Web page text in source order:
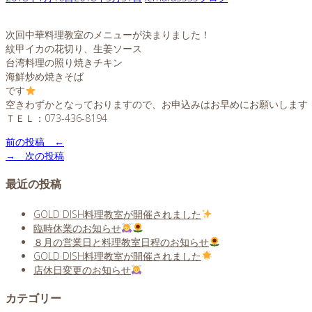
次回中華料理教室のメニューが決まりました！
紋甲イカの花切り、生姜ソース
台湾料理の照り焼きチキン
海鮮炒め焼きそば
です
空きわずかとなっておりますので、お申込みはお早めにお願いします
ＴＥＬ：073-436-8194
前の投稿 ←
→ 次の投稿
最近の投稿
GOLD DISH料理教室が開催されました
臨時休業のお知らせ
８月の営業日と料理教室日程のお知らせ
GOLD DISH料理教室が開催されました
店休日変更のお知らせ
カテゴリー